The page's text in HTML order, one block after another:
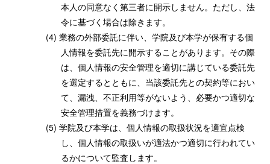
本人の同意なく第三者に開示しません。ただし、法
令に基づく場合は除きます。
業務の外部委託に伴い、学院及び本学が保有する個
人情報を委託先に開示することがあります。その際
は、個人情報の安全管理を適切に講じている委託先
を選定するとともに、当該委託先との契約等におい
て、漏洩、不正利用等がないよう、必要かつ適切な
安全管理措置を義務づけます。
学院及び本学は、個人情報の取扱状況を適宜点検
し、個人情報の取扱いが適法かつ適切に行われてい
るかについて監査します。